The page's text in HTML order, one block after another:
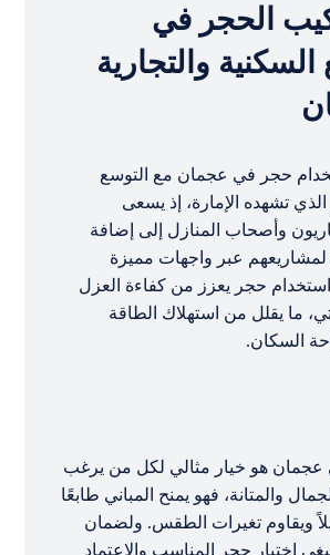
الحجر في
السكنية والتجارية
حجر في عجمان مع التوسع
الذي تشهده الإمارة، إذ يسعى
وأصحاب المنازل إلى إضافة
لمشاريعهم عبر واجهات مميزة
حجر يعزز من كفاءة العزل
ما يقلل من استهلاك الطاقة
السكان.
هو خيار مثالي لكل من يرغب
والمتانة، فهو يمنح المباني طابعًا
ويقاوم تغيرات الطقس. ولضمان
اختيار حجر المناسب والاعتماد